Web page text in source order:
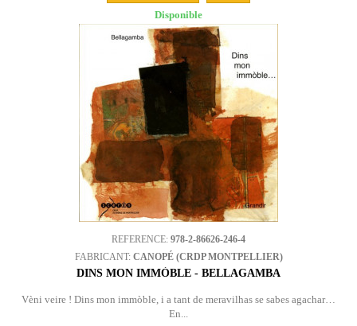
Disponible
REFERENCE: 978-2-86626-246-4
FABRICANT: CANOPÉ (CRDP MONTPELLIER)
DINS MON IMMÒBLE - BELLAGAMBA
Vèni veire ! Dins mon immòble, i a tant de meravilhas se sabes agachar…
En...